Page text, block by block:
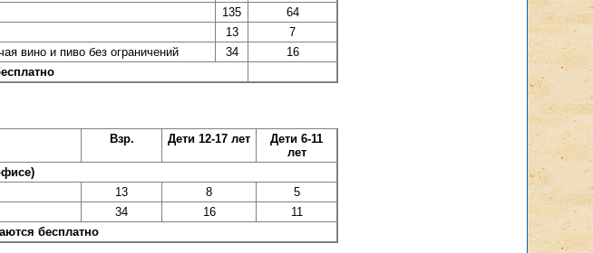
135
64
13
7
вино и пиво без ограничений
34
16
Взр. Дети 12-17 лет
Дети 6-11
лет
13 8
5
34 16
11
бесплатно